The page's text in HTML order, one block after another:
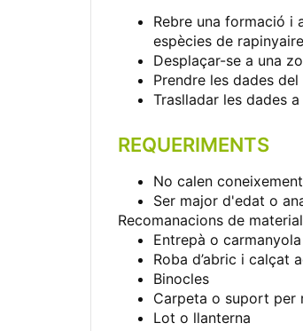
Rebre una formació i
espècies de
Desplaçar-se a una
Prendre les dades del
Traslladar les dades
REQUERIMENTS
No calen
Ser major d'edat o
Recomanacions de
Entrepà o
Roba d’abric i calçat
Binocles
Carpeta o suport per
Lot o llanterna